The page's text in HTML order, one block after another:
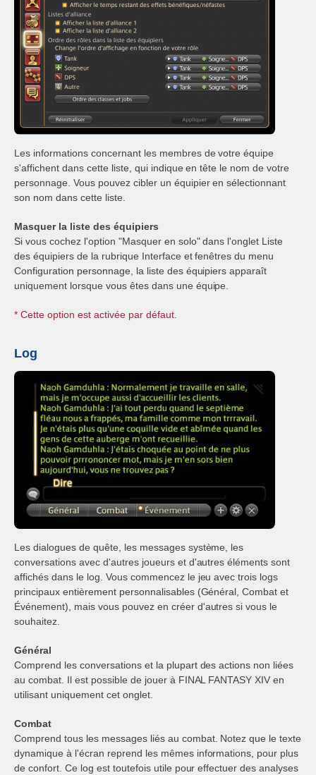
Les informations concernant les membres de votre équipe
s'affichent dans cette liste, qui indique en tête le nom de votre
personnage. Vous pouvez cibler un équipier en sélectionnant
son nom dans cette liste.
Masquer la liste des équipiers
Si vous cochez l'option "Masquer en solo" dans l'onglet Liste
des équipiers de la rubrique Interface et fenêtres du menu
Configuration personnage, la liste des équipiers apparaît
uniquement lorsque vous êtes dans une équipe.
* Cette option est activée par défaut.
Log
Les dialogues de quête, les messages système, les
conversations avec d'autres joueurs et d'autres éléments sont
affichés dans le log. Vous commencez le jeu avec trois logs
principaux entièrement personnalisables (Général, Combat et
Événement), mais vous pouvez en créer d'autres si vous le
souhaitez.
Général
Comprend les conversations et la plupart des actions non liées
au combat. Il est possible de jouer à FINAL FANTASY XIV en
utilisant uniquement cet onglet.
Combat
Comprend tous les messages liés au combat. Notez que le texte
dynamique à l'écran reprend les mêmes informations, pour plus
de confort. Ce log est toutefois utile pour effectuer des analyses